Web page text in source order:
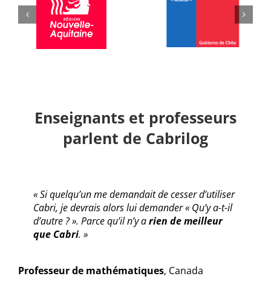
Enseignants et professeurs
parlent de Cabrilog
« Si quelqu’un me demandait de cesser d’utiliser
Cabri, je devrais alors lui demander « Qu’y a-t-il
d’autre ?». Parce qu’il n’y arien de meilleur
que Cabri. »
Professeur de mathématiques, Canada